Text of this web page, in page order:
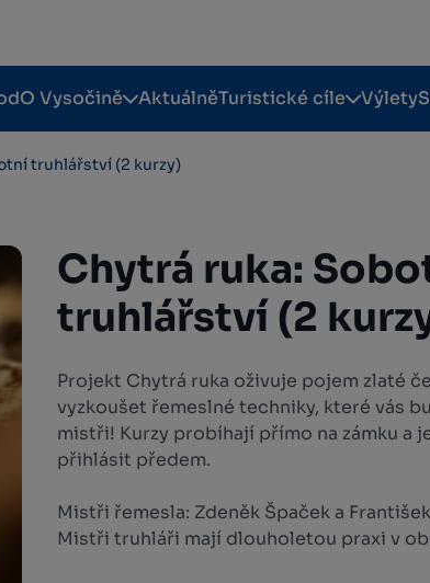
O Vysočině AktuálněTuristické cíle Výlety
truhlářství (2 kurzy)
Chytrá ruka:
truhlářství (2
Projekt Chytrá ruka oživuje pojem zlaté
vyzkoušet řemeslné techniky, které vás
mistři! Kurzy probíhají přímo na zámku a
přihlásit předem.
Mistři řemesla: Zdeněk Špaček a
Mistři truhláři mají dlouholetou praxi v